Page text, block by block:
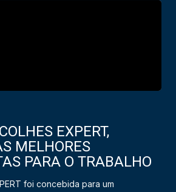
EXPERT,
MELHORES
PARA O TRABALHO
foi concebida para um